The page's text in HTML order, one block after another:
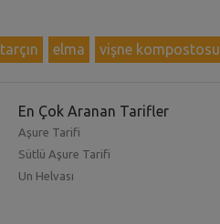
tarçın elma vişne kompostosu
En Çok Aranan Tarifler
Aşure Tarifi
Sütlü Aşure Tarifi
Un Helvası